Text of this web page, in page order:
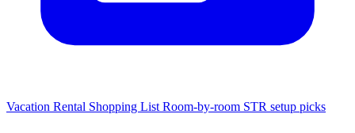
Vacation Rental Shopping List Room-by-room STR setup picks